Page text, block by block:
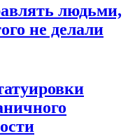
людьми,
не делали